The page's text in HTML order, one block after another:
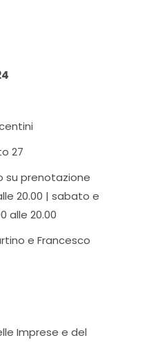
27
su prenotazione
20.00 | sabato e
alle 20.00
e Francesco
Imprese e del